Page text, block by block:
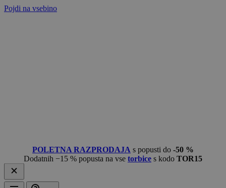
Pojdi na vsebino
POLETNA RAZPRODAJA s popusti do -50 %
Dodatnih −15 % popusta na vse torbice s kodo TOR15